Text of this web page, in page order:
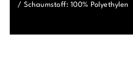
/ Schaumstoff: 100% Polyethylen